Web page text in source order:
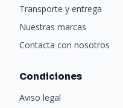
Transporte y entrega
Nuestras marcas
Contacta con nosotros
Condiciones
Aviso legal